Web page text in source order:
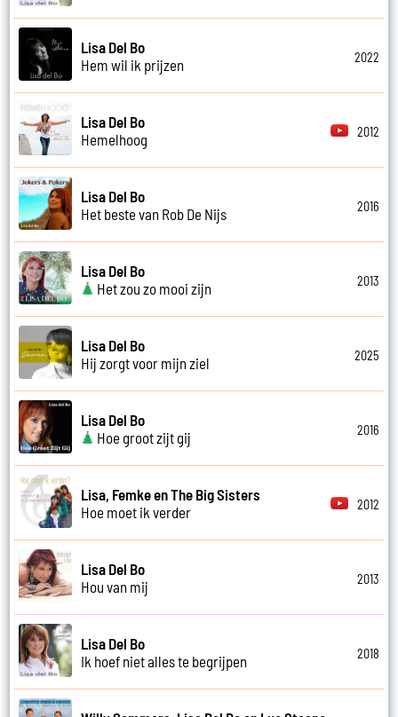
Lisa Del Bo
Hem wil ik prijzen
2022
Lisa Del Bo
Hemelhoog
2012
Lisa Del Bo
Het beste van Rob De Nijs
2016
Lisa Del Bo
Het zou zo mooi zijn
2013
Lisa Del Bo
Hij zorgt voor mijn ziel
2025
Lisa Del Bo
Hoe groot zijt gij
2016
Lisa, Femke en The Big Sisters
Hoe moet ik verder
2012
Lisa Del Bo
Hou van mij
2013
Lisa Del Bo
Ik hoef niet alles te begrijpen
2018